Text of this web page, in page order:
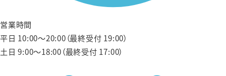
営業時間
平日 10:00〜20:00（最終受付 19:00）
土日 9:00〜18:00（最終受付 17:00）